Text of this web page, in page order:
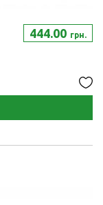
444.00 грн.